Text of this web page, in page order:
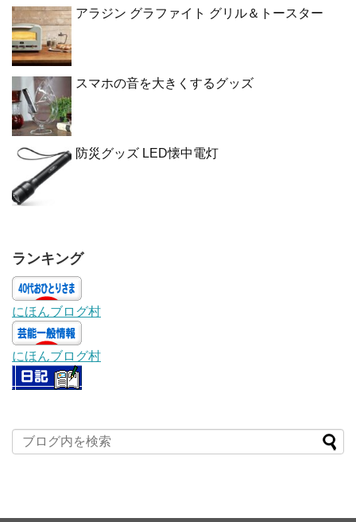
アラジン グラファイト グリル＆トースター
スマホの音を大きくするグッズ
防災グッズ LED懐中電灯
ランキング
にほんブログ村
にほんブログ村